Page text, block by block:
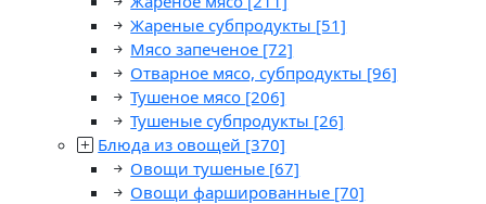
Жареные субпродукты [51]
Мясо запеченое [72]
Отварное мясо, субпродукты [96]
Тушеное мясо [206]
Тушеные субпродукты [26]
Блюда из овощей [370]
Овощи тушеные [67]
Овощи фаршированные [70]